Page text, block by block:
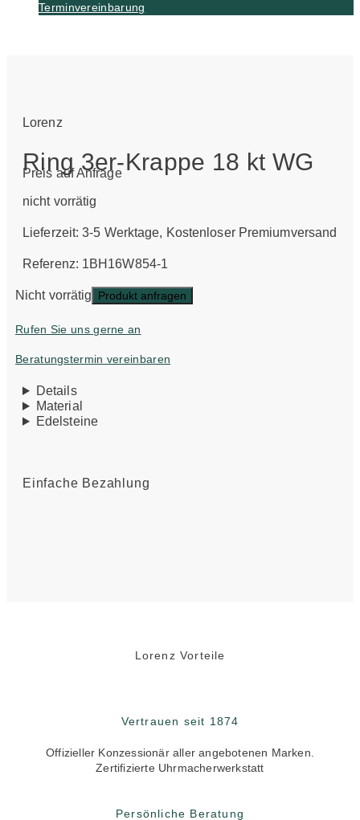
Terminvereinbarung
Lorenz
Ring 3er-Krappe 18 kt WG
Preis auf Anfrage
nicht vorrätig
Lieferzeit:3-5 Werktage, Kostenloser Premiumversand
Referenz: 1BH16W854-1
Nicht vorrätig Produkt anfragen
Rufen Sie uns gerne an
Beratungstermin vereinbaren
Details
Material
Edelsteine
Einfache Bezahlung
Lorenz Vorteile
Vertrauen seit 1874
Offizieller Konzessionär aller angebotenen Marken.
Zertifizierte Uhrmacherwerkstatt
Persönliche Beratung